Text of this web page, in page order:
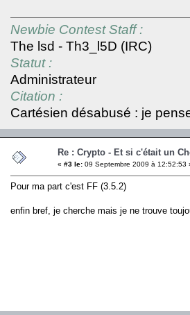
Newbie Contest Staff :
The lsd - Th3_l5D (IRC)
Statut :
Administrateur
Citation :
Cartésien désabusé : je
Re : Crypto - Et si c'était un
« #3 le: 09 Septembre 2009 à 12:52:53
Pour ma part c'est FF (3.5.2)
enfin bref, je cherche mais je ne trouve